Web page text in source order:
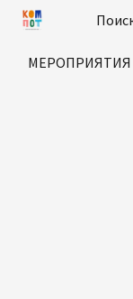
МЕРОПРИЯТИЯ